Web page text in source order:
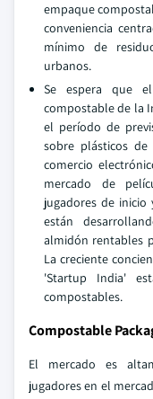
empaque
conveniencia
mínimo de
urbanos.
Se espera que
compostable de la
el período de
sobre plásticos
comercio
mercado de
jugadores de
están
almidón rentables
La creciente
'Startup India'
compostables.
Compostable
El mercado es
jugadores en el